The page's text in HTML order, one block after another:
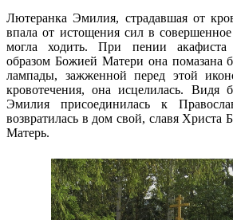
Лютеранка Эмилия, страдавшая от
впала от истощения сил в
могла ходить. При пении акафиста
образом Божией Матери она помазана
лампады, зажженной перед этой
кровотечения, она исцелилась. Видя
Эмилия присоединилась к
возвратилась в дом свой, славя Христа
Матерь.